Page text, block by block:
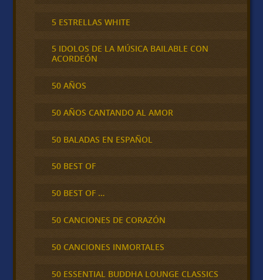
5 ESTRELLAS WHITE
5 IDOLOS DE LA MÚSICA BAILABLE CON
ACORDEÓN
50 AÑOS
50 AÑOS CANTANDO AL AMOR
50 BALADAS EN ESPAÑOL
50 BEST OF
50 BEST OF …
50 CANCIONES DE CORAZÓN
50 CANCIONES INMORTALES
50 ESSENTIAL BUDDHA LOUNGE CLASSICS